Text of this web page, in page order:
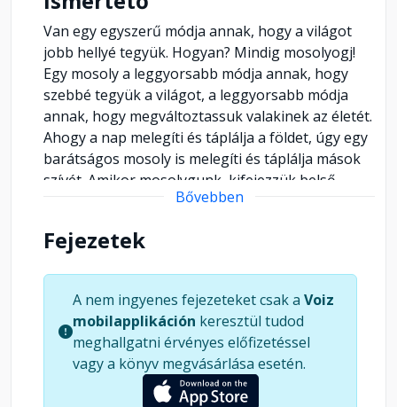
Van egy egyszerű módja annak, hogy a világot
jobb hellyé tegyük. Hogyan? Mindig mosolyogj!
Egy mosoly a leggyorsabb módja annak, hogy
szebbé tegyük a világot, a leggyorsabb módja
annak, hogy megváltoztassuk valakinek az életét.
Ahogy a nap melegíti és táplálja a földet, úgy egy
barátságos mosoly is melegíti és táplálja mások
szívét. Amikor mosolygunk, kifejezzük belső
napfényünket, igazi természetünket, a lelkünket.
egyre kisebbnek tűnik, mégis sokan érzik úgy,
Paramahamsa Prajnanananda arról beszél,
milyen erőteljes, gyógyító hatást gyakorol ránk
és másokra a mosoly. Egy egyszerű mosolyban az
egység és az igazi harmónia szelleme rejtőzik.
Bővebben
Fejezetek
A nem ingyenes fejezeteket csak a Voiz
mobilapplikáción keresztül tudod
meghallgatni érvényes előfizetéssel
vagy a könyv megvásárlása esetén.